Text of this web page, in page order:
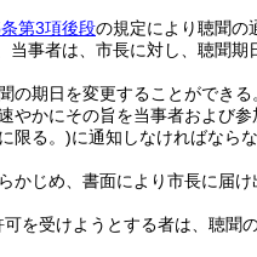
第3項後段の規定により聴聞の
当事者は、市長に対し、聴聞期
期日を変更することができる
やかにその旨を当事者および参
限る。)に通知しなければならな
じめ、書面により市長に届け
を受けようとする者は、聴聞